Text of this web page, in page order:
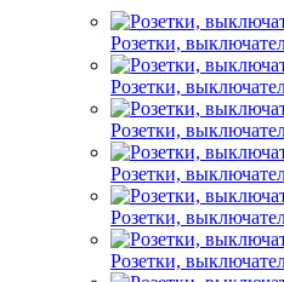
Розетки,
Розетки,
Розетки,
Розетки,
Розетки,
Розетки,